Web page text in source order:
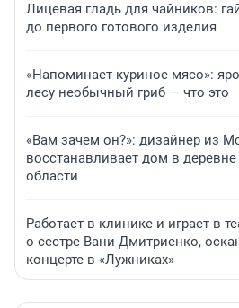
Лицевая гладь для чайников:
до первого готового изделия
«Напоминает куриное мясо»:
лесу необычный гриб — что это
«Вам зачем он?»: дизайнер из
восстанавливает дом в деревне
области
Работает в клинике и играет в
о сестре Вани Дмитриенко,
концерте в «Лужниках»